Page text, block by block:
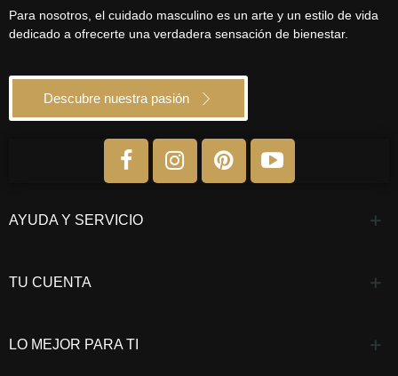
Para nosotros, el cuidado masculino es un arte y un estilo de vida
dedicado a ofrecerte una verdadera sensación de bienestar.
Descubre nuestra pasión
AYUDA Y SERVICIO
TU CUENTA
LO MEJOR PARA TI